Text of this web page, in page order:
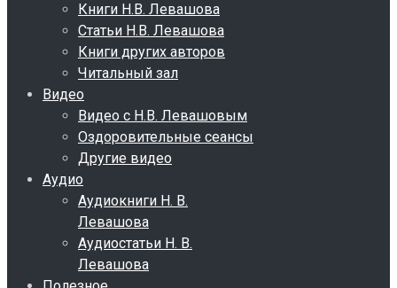
Книги Н.В. Левашова
Статьи Н.В. Левашова
Книги других авторов
Читальный зал
Видео
Видео с Н.В. Левашовым
Оздоровительные сеансы
Другие видео
Аудио
Аудиокниги Н. В.
Левашова
Аудиостатьи Н. В.
Левашова